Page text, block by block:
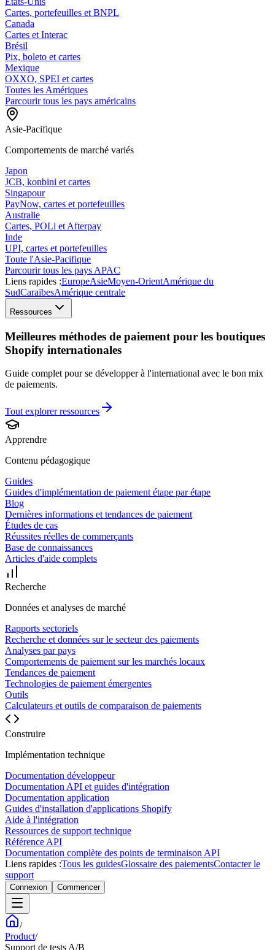
Cartes, portefeuilles et BNPL
Canada
Cartes et Interac
Brésil
Pix, boleto et cartes
Mexique
OXXO, SPEI et cartes
Toutes les Amériques
Parcourir tous les pays américains
Asie-Pacifique
Comportements de marché variés
Japon
JCB, konbini et cartes
Singapour
PayNow, cartes et portefeuilles
Australie
Cartes, POLi et Afterpay
Inde
UPI, cartes et portefeuilles
Toute l'Asie-Pacifique
Parcourir tous les pays APAC
Liens rapides :EuropeAsieMoyen-OrientAmérique du
SudCaraïbesAmérique centrale
Ressources
Meilleures méthodes de paiement pour les boutiques
Shopify internationales
Guide complet pour se développer à l'international avec le bon mix
de paiements.
Tout explorer ressources
Apprendre
Contenu pédagogique
Guides
Guides d'implémentation de paiement étape par étape
Blog
Dernières informations et tendances de paiement
Études de cas
Réussites réelles de commerçants
Base de connaissances
Articles d'aide complets
Recherche
Données et analyses de marché
Rapports sectoriels
Recherche et données sur le secteur des paiements
Analyses par pays
Comportements de paiement sur les marchés locaux
Tendances de paiement
Technologies de paiement émergentes
Outils
Calculateurs et outils de comparaison de paiements
Construire
Implémentation technique
Documentation développeur
Documentation API et guides d'intégration
Documentation application
Guides d'installation d'applications Shopify
Aide à l'intégration
Ressources de support technique
Référence API
Documentation complète des points de terminaison API
Liens rapides :Tous les guidesGlossaire des paiementsContacter le
support
Connexion Commencer
/
Product/
Support de tests A/B